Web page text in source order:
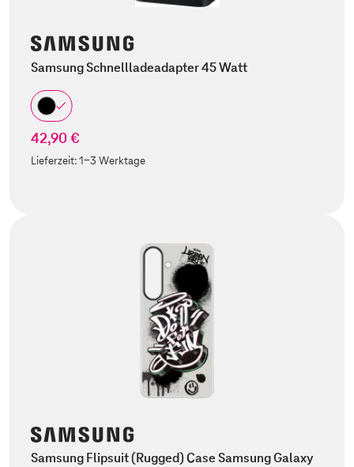
Samsung Schnellladeadapter 45 Watt
42,90 €
Lieferzeit:1-3 Werktage
Samsung Flipsuit (Rugged) Case Samsung Galaxy